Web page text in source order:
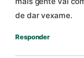
de dar vexame.
Responder